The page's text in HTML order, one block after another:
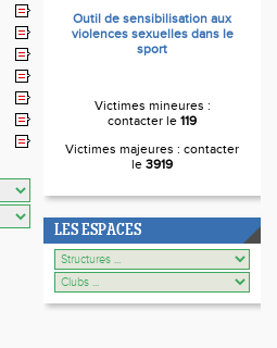
Outil de sensibilisation aux
violences sexuelles dans le
sport
Victimes mineures :
contacter le 119
Victimes majeures : contacter
le 3919
LES ESPACES